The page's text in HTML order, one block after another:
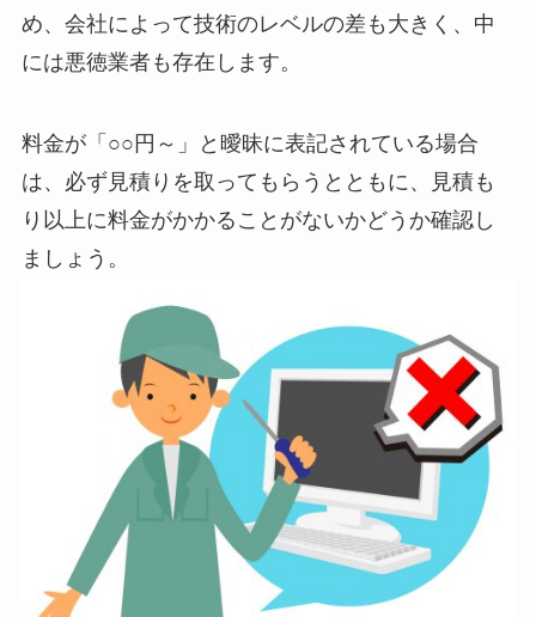
め、会社によって技術のレベルの差も大きく、中
には悪徳業者も存在します。
料金が「○○円～」と曖昧に表記されている場合
は、必ず見積りを取ってもらうとともに、見積も
り以上に料金がかかることがないかどうか確認し
ましょう。